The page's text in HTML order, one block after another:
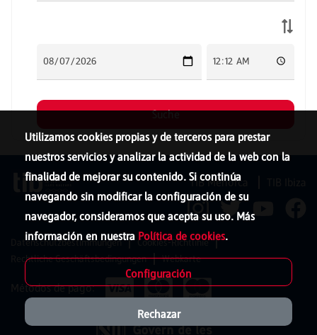
Utilizamos cookies propias y de terceros para prestar
nuestros servicios y analizar la actividad de la web con la
finalidad de mejorar su contenido. Si continúa
navegando sin modificar la configuración de su
navegador, consideramos que acepta su uso. Más
información en nuestra Política de cookies.
Configuración
Rechazar
TIB Menorca
Datenschutzbestimmungen
Cookies-Richtlinie
Rechtliche Geschäftsbedingungen
Webkarte
Métodos de pago: